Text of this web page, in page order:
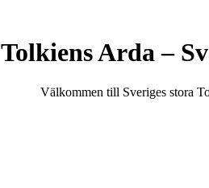
Tolkiens Arda –
Välkommen till Sveriges stora